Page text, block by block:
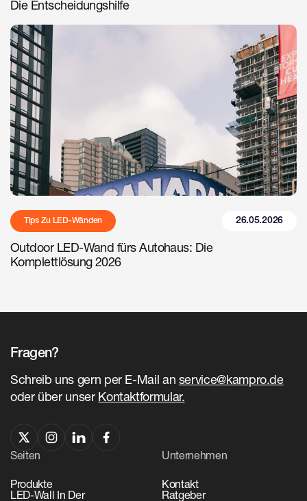
Die Entscheidungshilfe
Tips Zu LED-Wänden 26.05.2026
Outdoor LED-Wand fürs Autohaus: Die
Komplettlösung 2026
Fragen?
Schreib uns gern per E-Mail an service@kampro.de
oder über unser Kontaktformular.
Seiten
Produkte
LED-Wall In Der
Unternehmen
Kontakt
Ratgeber